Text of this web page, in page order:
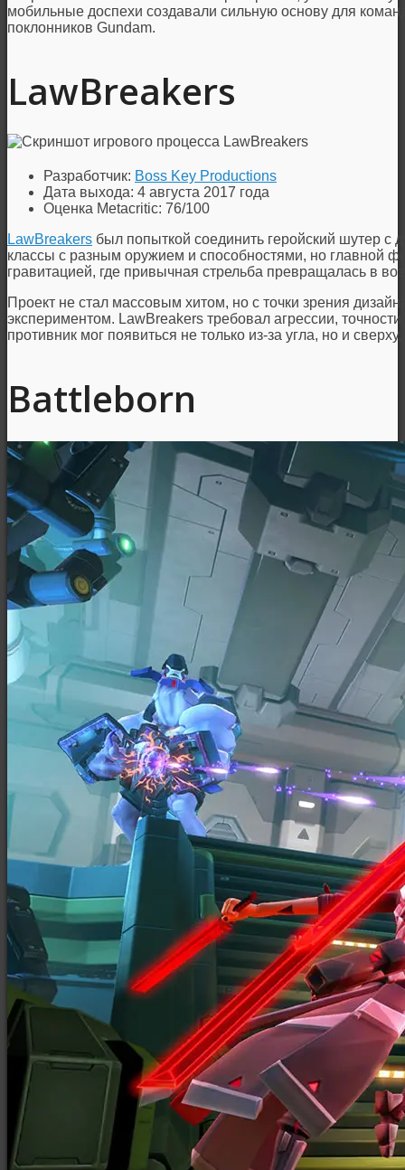
мобильные доспехи создавали сильную основу для
поклонников Gundam.
LawBreakers
Разработчик: Boss Key Productions
Дата выхода: 4 августа 2017 года
Оценка Metacritic: 76/100
LawBreakers был попыткой соединить геройский шутер
классы с разным оружием и способностями, но главной
гравитацией, где привычная стрельба превращалась в
Проект не стал массовым хитом, но с точки зрения
экспериментом. LawBreakers требовал агрессии,
противник мог появиться не только из-за угла, но и
Battleborn